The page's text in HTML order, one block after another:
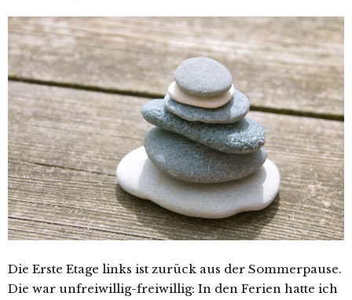
Die Erste Etage links ist zurück aus der Sommerpause.
Die war unfreiwillig-freiwillig: In den Ferien hatte ich